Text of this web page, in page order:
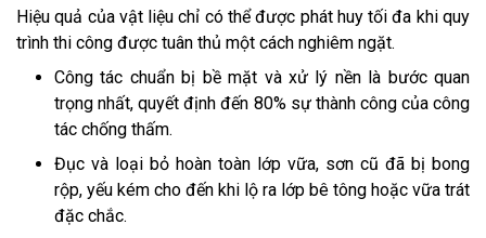
Hiệu quả của vật liệu chỉ có thể được phát huy tối đa khi quy
trình thi công được tuân thủ một cách nghiêm ngặt.
Công tác chuẩn bị bề mặt và xử lý nền là bước quan
trọng nhất, quyết định đến 80% sự thành công của công
tác chống thấm.
Đục và loại bỏ hoàn toàn lớp vữa, sơn cũ đã bị bong
rộp, yếu kém cho đến khi lộ ra lớp bê tông hoặc vữa trát
đặc chắc.